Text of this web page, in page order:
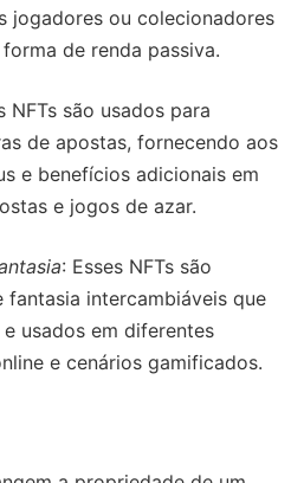
jogadores ou colecionadores
de renda passiva.
NFTs são usados para
de apostas, fornecendo aos
e benefícios adicionais em
e jogos de azar.
: Esses NFTs são
intercambiáveis que
usados em diferentes
e cenários gamificados.